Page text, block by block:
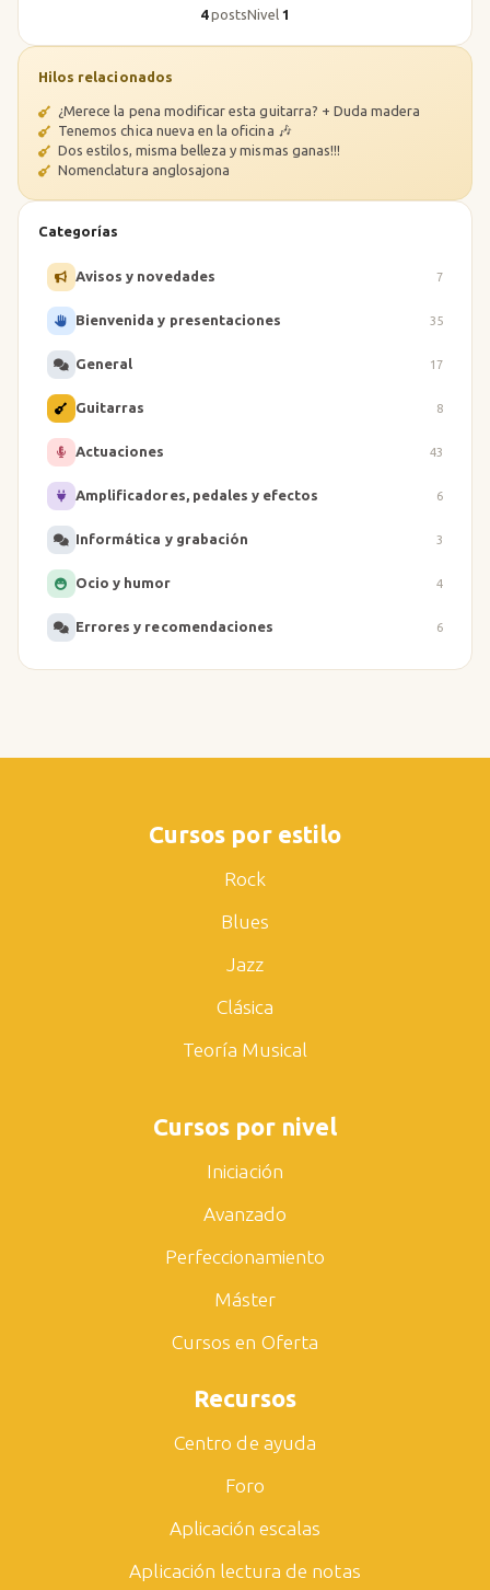
4postsNivel1
Hilos relacionados
¿Merece la pena modificar esta guitarra? + Duda madera
Tenemos chica nueva en la oficina 🎶
Dos estilos, misma belleza y mismas ganas!!!
Nomenclatura anglosajona
Categorías
Avisos y novedades 7
Bienvenida y presentaciones 35
General 17
Guitarras 8
Actuaciones 43
Amplificadores, pedales y efectos 6
Informática y grabación 3
Ocio y humor 4
Errores y recomendaciones 6
Cursos por estilo
Rock
Blues
Jazz
Clásica
Teoría Musical
Cursos por nivel
Iniciación
Avanzado
Perfeccionamiento
Máster
Cursos en Oferta
Recursos
Centro de ayuda
Foro
Aplicación escalas
Aplicación lectura de notas